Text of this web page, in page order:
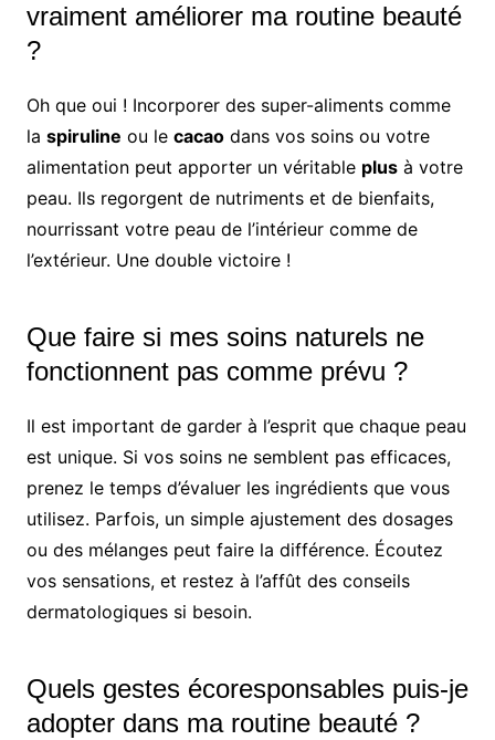
vraiment améliorer ma routine beauté
?
Oh que oui ! Incorporer des super-aliments comme
la spiruline ou le cacaodans vos soins ou votre
alimentation peut apporter un véritable plusà votre
peau. Ils regorgent de nutriments et de bienfaits,
nourrissant votre peau de l’intérieur comme de
l’extérieur. Une double victoire !
Que faire si mes soins naturels ne
fonctionnent pas comme prévu ?
Il est important de garder à l’esprit que chaque peau
est unique. Si vos soins ne semblent pas efficaces,
prenez le temps d’évaluer les ingrédients que vous
utilisez. Parfois, un simple ajustement des dosages
ou des mélanges peut faire la différence. Écoutez
vos sensations, et restez à l’affût des conseils
dermatologiques si besoin.
Quels gestes écoresponsables puis-je
adopter dans ma routine beauté ?